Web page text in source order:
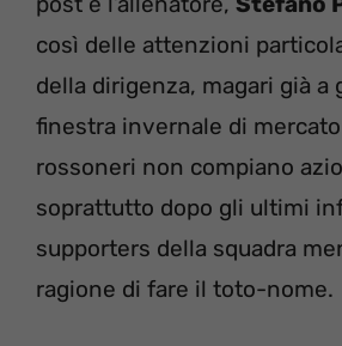
così delle attenzioni
della dirigenza, magari già a
finestra invernale di
rossoneri non compiano
soprattutto dopo gli ultimi
supporters della squadra
ragione di fare il toto-nome.